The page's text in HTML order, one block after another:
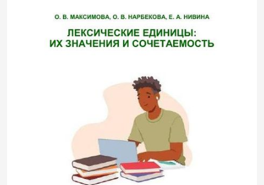
видеоматериалами, цветными
иллюстрациями, сгенерированными при
помощи нейросетей, что способствует
использованию как на аудиторных
занятиях, так и в организации
самостоятельной работы обучающихся.